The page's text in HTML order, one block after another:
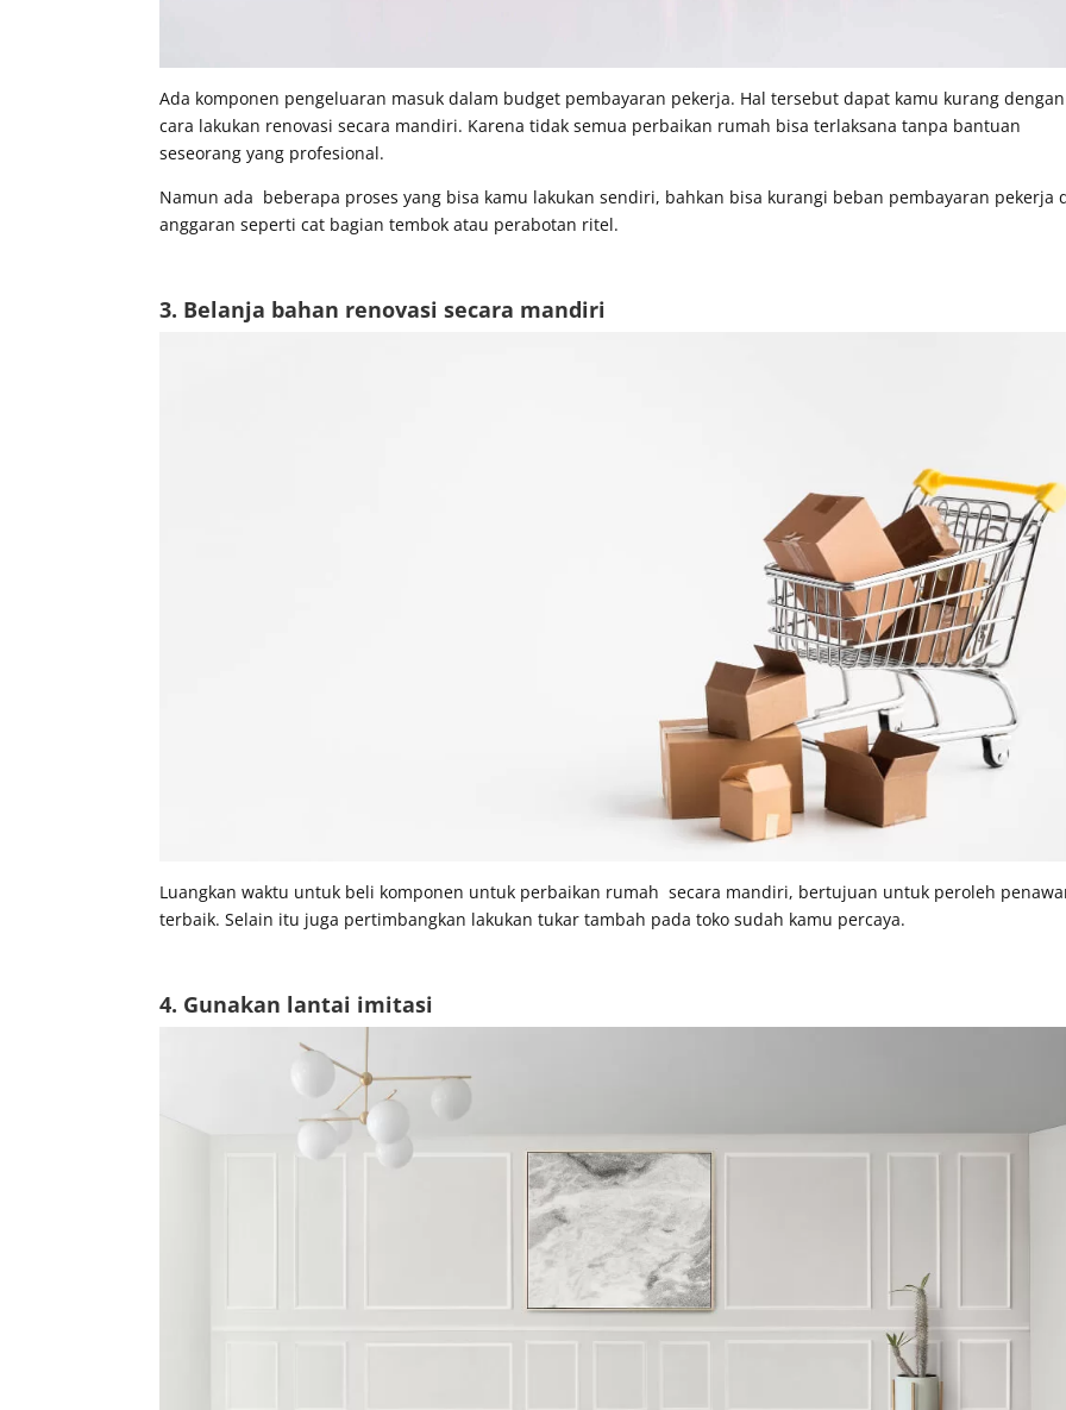
Ada komponen pengeluaran masuk dalam budget pembayaran pekerja. Hal tersebut dapat kamu kurang dengan
cara lakukan renovasi secara mandiri. Karena tidak semua perbaikan rumah bisa terlaksana tanpa bantuan
seseorang yang profesional.
Namun ada beberapa proses yang bisa kamu lakukan sendiri, bahkan bisa kurangi beban pembayaran pekerja
anggaran seperti cat bagian tembok atau perabotan ritel.
3. Belanja bahan renovasi secara mandiri
Luangkan waktu untuk beli komponen untuk perbaikan rumah secara mandiri, bertujuan untuk peroleh
terbaik. Selain itu juga pertimbangkan lakukan tukar tambah pada toko sudah kamu percaya.
4. Gunakan lantai imitasi